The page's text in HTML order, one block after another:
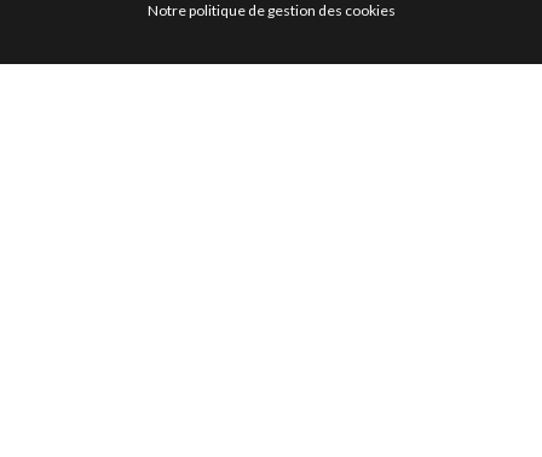
Notre politique de gestion des cookies